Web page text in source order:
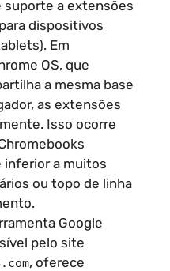
suporte a extensões
dispositivos
Em
OS, que
a mesma base
as extensões
Isso ocorre
inferior a muitos
ou topo de linha
Google
pelo site
, oferece